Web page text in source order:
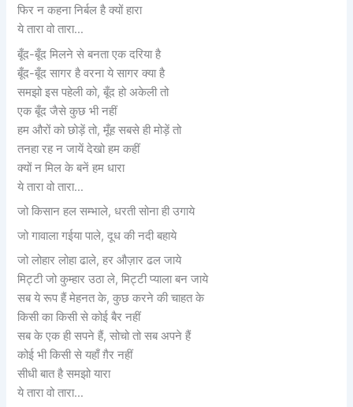
फिर न कहना निर्बल है क्यों हारा
ये तारा वो तारा…
बूँद-बूँद मिलने से बनता एक दरिया है
बूँद-बूँद सागर है वरना ये सागर क्या है
समझो इस पहेली को, बूँद हो अकेली तो
एक बूँद जैसे कुछ भी नहीं
हम औरों को छोड़ें तो, मूँह सबसे ही मोड़ें तो
तनहा रह न जायें देखो हम कहीं
क्यों न मिल के बनें हम धारा
ये तारा वो तारा…
जो किसान हल सम्भाले, धरती सोना ही उगाये
जो गावाला गईया पाले, दूध की नदी बहाये
जो लोहार लोहा ढाले, हर औज़ार ढल जाये
मिट्टी जो कुम्हार उठा ले, मिट्टी प्याला बन जाये
सब ये रूप हैं मेहनत के, कुछ करने की चाहत के
किसी का किसी से कोई बैर नहीं
सब के एक ही सपने हैं, सोचो तो सब अपने हैं
कोई भी किसी से यहाँ ग़ैर नहीं
सीधी बात है समझो यारा
ये तारा वो तारा…